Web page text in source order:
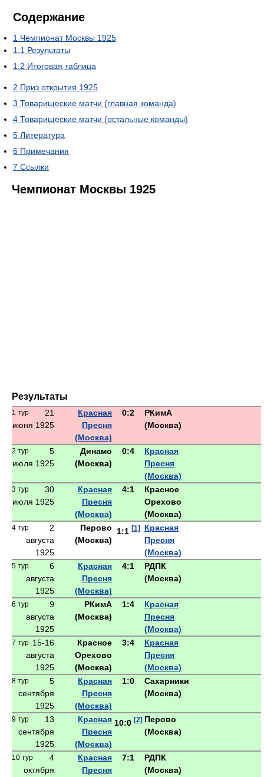
Содержание
1 Чемпионат Москвы 1925
1.1 Результаты
1.2 Итоговая таблица
2 Приз открытия 1925
3 Товарищеские матчи (главная команда)
4 Товарищеские матчи (остальные команды)
5 Литература
6 Примечания
7 Ссылки
Чемпионат Москвы 1925
Результаты
1 тур
21
июня 1925
Красная
Пресня
(Москва)
0:2
РКимА
(Москва)
2 тур
5
июля 1925
Динамо
(Москва)
0:4
Красная
Пресня
(Москва)
3 тур
30
июля 1925
Красная
Пресня
(Москва)
4:1
Красное
Орехово
(Москва)
4 тур
2
августа
1925
Перово
(Москва)
1:1 [1]
Красная
Пресня
(Москва)
5 тур
6
августа
1925
Красная
Пресня
(Москва)
4:1
РДПК
(Москва)
6 тур
9
августа
1925
РКимА
(Москва)
1:4
Красная
Пресня
(Москва)
7 тур 15-16
августа
1925
Красное
Орехово
(Москва)
3:4
Красная
Пресня
(Москва)
8 тур
5
сентября
1925
Красная
Пресня
(Москва)
1:0
Сахарники
(Москва)
9 тур
13
сентября
1925
Красная
Пресня
(Москва)
10:0 [2] Перово
(Москва)
10 тур
4
октября
Красная
Пресня
7:1
РДПК
(Москва)